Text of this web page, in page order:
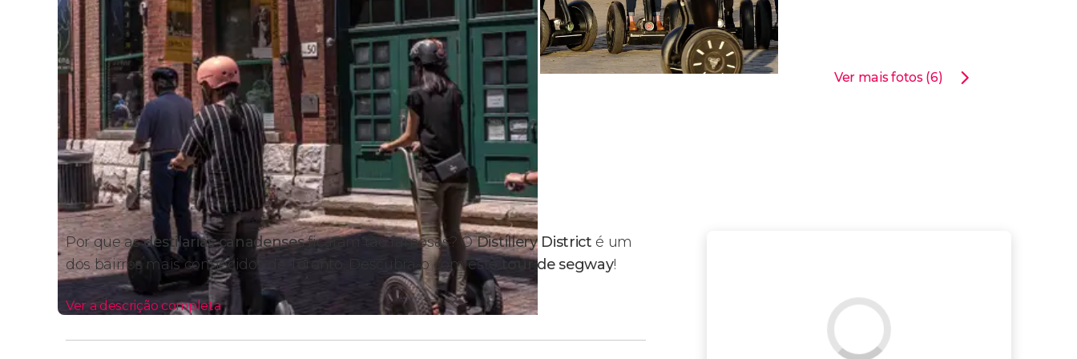
Ver mais fotos (6)
Por que asdestilarias canadensesficaram tão famosas? ODistillery District é um
dos bairros mais conhecidos de Toronto. Descubra-o com este
tour de segway!
Ver a descrição completa